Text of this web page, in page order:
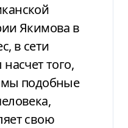
Якимова в
в сети
того,
подобные
свою